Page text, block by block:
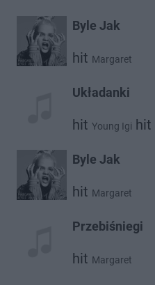
Byle Jak
hit Margaret
Układanki
hit Young Igi hit
Byle Jak
hit Margaret
Przebiśniegi
hit Margaret